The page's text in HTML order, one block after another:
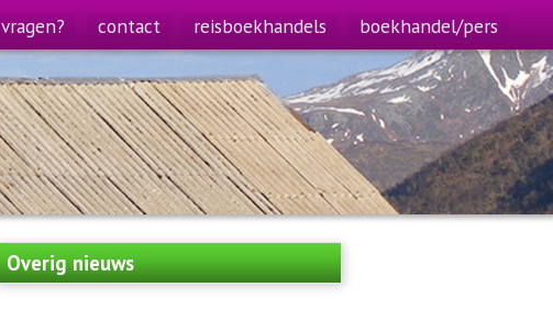
vragen? contact reisboekhandels boekhandel/pers
Overig nieuws